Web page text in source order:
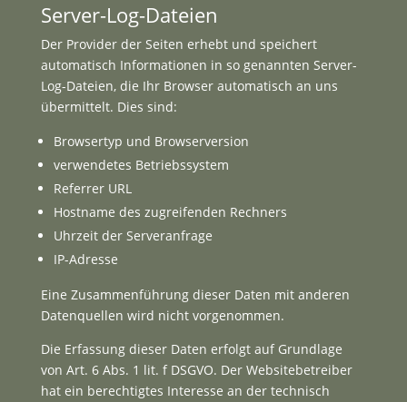
Server-Log-Dateien
Der Provider der Seiten erhebt und speichert
automatisch Informationen in so genannten Server-
Log-Dateien, die Ihr Browser automatisch an uns
übermittelt. Dies sind:
Browsertyp und Browserversion
verwendetes Betriebssystem
Referrer URL
Hostname des zugreifenden Rechners
Uhrzeit der Serveranfrage
IP-Adresse
Eine Zusammenführung dieser Daten mit anderen
Datenquellen wird nicht vorgenommen.
Die Erfassung dieser Daten erfolgt auf Grundlage
von Art. 6 Abs. 1 lit. f DSGVO. Der Websitebetreiber
hat ein berechtigtes Interesse an der technisch